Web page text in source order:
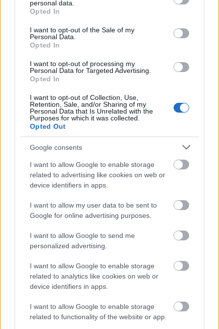
grant or deny consent to Google and its third-party tags to
use your data for below specified purposes in below Google
consent section.
personal data.
Opted In
I want to opt-out of the Sale of my
Personal Data.
Opted In
I want to opt-out of processing my
Personal Data for Targeted Advertising.
Opted In
I want to opt-out of Collection, Use,
Retention, Sale, and/or Sharing of my
Personal Data that Is Unrelated with the
Purposes for which it was collected.
Opted Out
Google consents
I want to allow Google to enable storage
related to advertising like cookies on web or
device identifiers in apps.
I want to allow my user data to be sent to
Google for online advertising purposes.
I want to allow Google to send me
personalized advertising.
I want to allow Google to enable storage
related to analytics like cookies on web or
device identifiers in apps.
I want to allow Google to enable storage
related to functionality of the website or app.